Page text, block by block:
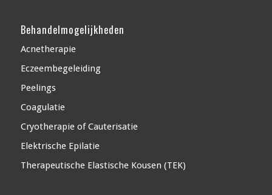
Behandelmogelijkheden
Acnetherapie
Eczeembegeleiding
Peelings
Coagulatie
Cryotherapie of Cauterisatie
Elektrische Epilatie
Therapeutische Elastische Kousen (TEK)